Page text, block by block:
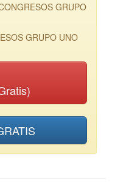
GRUPO
GRUPO UNO